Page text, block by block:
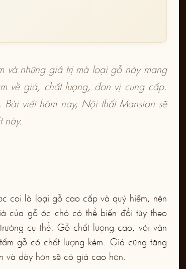
và những giá trị mà loại gỗ này mang
về giá, chất lượng, đơn vị cung cấp.
viết hôm nay, Nội thất Mansion sẽ
này.
coi là loại gỗ cao cấp và quý hiếm, nên
của gỗ óc chó có thể biến đổi tùy theo
cụ thể. Gỗ chất lượng cao, với vân
gỗ có chất lượng kém. Giá cũng tăng
dày hơn sẽ có giá cao hơn.